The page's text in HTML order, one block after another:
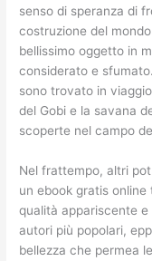
senso di speranza di
costruzione del
bellissimo oggetto in
considerato e
sono trovato in
del Gobi e la savana
scoperte nel campo
Nel frattempo, altri
un ebook gratis
qualità appariscente
autori più popolari,
bellezza che permea